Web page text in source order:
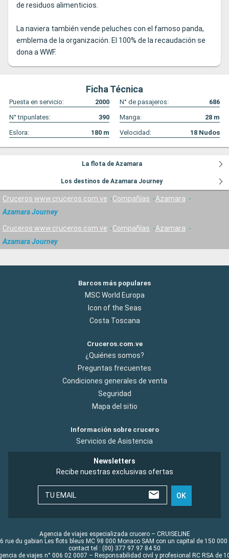
de residuos alimenticios.
La naviera también vende peluches con el famoso panda,
emblema de la organización. El 100% de la recaudación se
dona a WWF.
Ficha Técnica
Puesta en servicio: 2000 N° de pasajeros:
686
N° tripunlates:
390 Manga: 28 m
Eslora:
180 m Velocidad: 18 Nudos
La flota de Azamara
Los destinos de Azamara Journey
Cruceros www.cruceros.com.ve Compañías
Azamara
Azamara Journey
Cruceros www.cruceros.com.ve Compañías
Azamara
Azamara Journey
Barcos más populares
MSC World Europa
Icon of the Seas
Costa Toscana
Cruceros.com.ve
¿Quiénes somos?
Preguntas frecuentes
Condiciones generales de venta
Seguridad
Mapa del sitio
Información sobre crucero
Servicios de Asistencia
Newsletters
Recibe nuestras exclusivas ofertas
TU EMAIL OK
Agencia de viajes especializada crucero – CRUISELINE
rue du gabian Les flots bleus MC 98 000 Monaco SAM con un capital de 150 000
contact tel : (00) 377 97 97 84 50
de viajes n° 006 02 0007 – Responsabilidad civil y profesional RC RSA de